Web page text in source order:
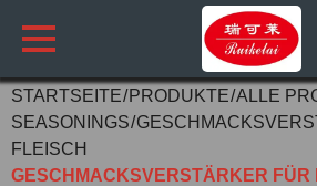
STARTSEITE PRODUKTE ALLE
SEASONINGS
FLEISCH
GESCHMACKSVERSTÄRKER FÜR